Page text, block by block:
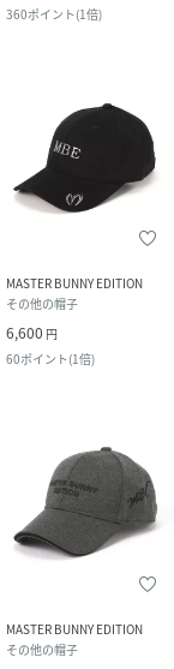
360ポイント(1倍)
MASTER BUNNY EDITION
その他の帽子
6,600 円
60ポイント(1倍)
MASTER BUNNY EDITION
その他の帽子